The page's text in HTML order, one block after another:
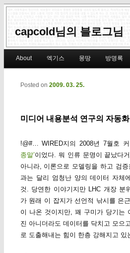
capcold님의 블로그님
Skip to primary content
Skip to secondary content
About 엑기스 몽땅 방명록
미디어 내용분석 연구의 자동
Posted on 2009. 03. 25.
!@#… WIRED지의 2008년 7월호
종말’이었다. 뭐 인류 문명이 끝났다
아니라, 이론으로 모델링을 하고 검
과는 달리 엄청난 양의 데이터 자체
것. 당연한 이야기지만 LHC 개장 분
가 원래 이 잡지가 선언적 낚시를 은
이 나온 것이지만, 꽤 구미가 당기는
진 아니더라도 데이터를 닥치고 모으
로 도출해내는 힘이 한층 강해지고 있